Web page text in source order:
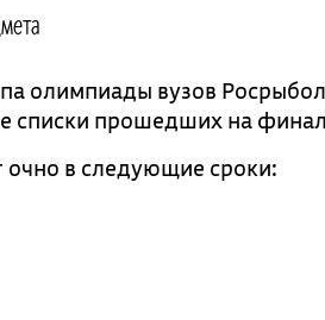
олимпиады вузов
списки прошедших на
в следующие сроки: